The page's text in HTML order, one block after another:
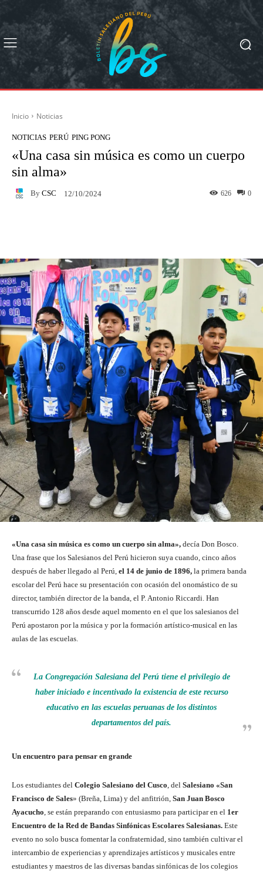
Inicio Noticias
NOTICIAS PERÚ PING PONG
«Una casa sin música es como un cuerpo
sin alma»
By CSC 12/10/2024 0
626
«Una casa sin música es como un cuerpo sin alma», decía Don Bosco.
Una frase que los Salesianos del Perú hicieron suya cuando, cinco años
después de haber llegado al Perú, el 14 de junio de 1896, la primera banda
escolar del Perú hace su presentación con ocasión del onomástico de su
director, también director de la banda, el P. Antonio Riccardi. Han
transcurrido 128 años desde aquel momento en el que los salesianos del
Perú apostaron por la música y por la formación artístico-musical en las
aulas de las escuelas.
La Congregación Salesiana del Perú tiene el privilegio de
haber iniciado e incentivado la existencia de este recurso
educativo en las escuelas peruanas de los distintos
departamentos del país.
Un encuentro para pensar en grande
Los estudiantes del Colegio Salesiano del Cusco , del Salesiano «San
Francisco de Sales» (Breña, Lima) y del anfitrión, San Juan Bosco
Ayacucho , se están preparando con entusiasmo para participar en el 1er
Encuentro de la Red de Bandas Sinfónicas Escolares Salesianas. Este
evento no solo busca fomentar la confraternidad, sino también cultivar el
intercambio de experiencias y aprendizajes artísticos y musicales entre
estudiantes y maestros de las diversas bandas sinfónicas de los colegios